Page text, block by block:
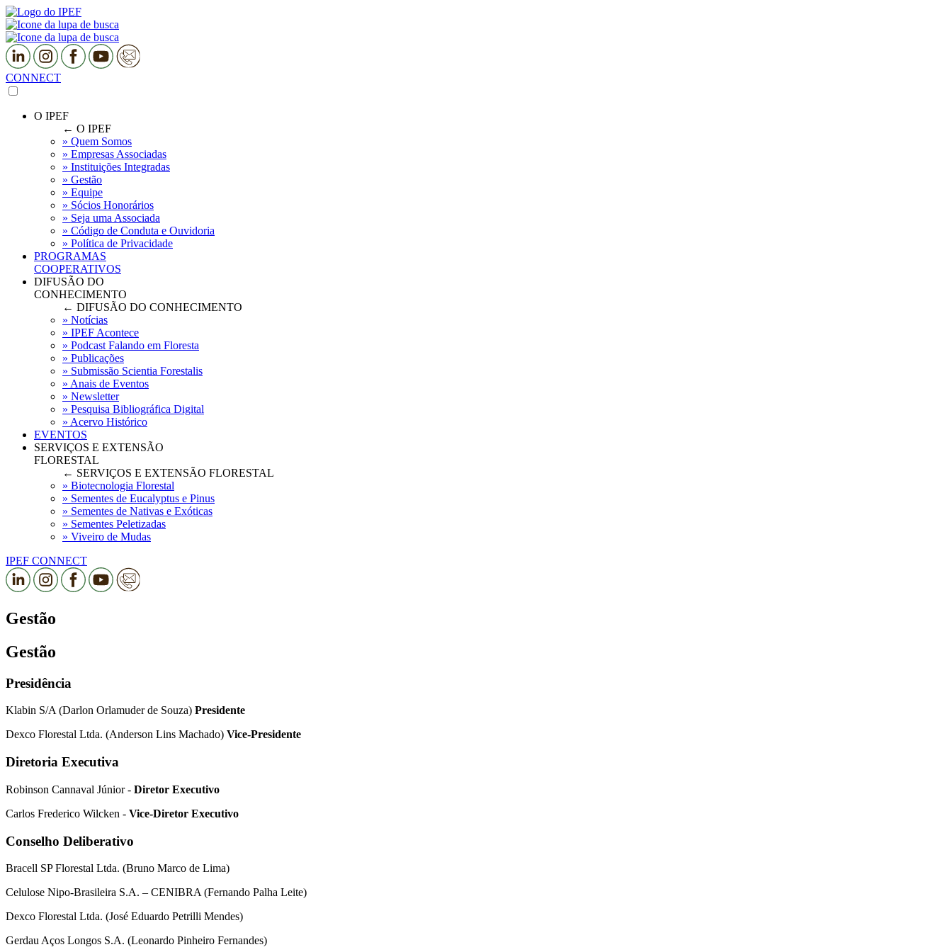
CONNECT
O IPEF
← O IPEF
» Quem Somos
» Empresas Associadas
» Instituições Integradas
» Gestão
» Equipe
» Sócios Honorários
» Seja uma Associada
» Código de Conduta e Ouvidoria
» Política de Privacidade
PROGRAMAS
COOPERATIVOS
DIFUSÃO DO
CONHECIMENTO
← DIFUSÃO DO CONHECIMENTO
» Notícias
» IPEF Acontece
» Podcast Falando em Floresta
» Publicações
» Submissão Scientia Forestalis
» Anais de Eventos
» Newsletter
» Pesquisa Bibliográfica Digital
» Acervo Histórico
EVENTOS
SERVIÇOS E EXTENSÃO
FLORESTAL
← SERVIÇOS E EXTENSÃO FLORESTAL
» Biotecnologia Florestal
» Sementes de Eucalyptus e Pinus
» Sementes de Nativas e Exóticas
» Sementes Peletizadas
» Viveiro de Mudas
IPEF CONNECT
Gestão
Gestão
Presidência
Klabin S/A (Darlon Orlamuder de Souza) Presidente
Dexco Florestal Ltda. (Anderson Lins Machado) Vice-Presidente
Diretoria Executiva
Robinson Cannaval Júnior - Diretor Executivo
Carlos Frederico Wilcken - Vice-Diretor Executivo
Conselho Deliberativo
Bracell SP Florestal Ltda. (Bruno Marco de Lima)
Celulose Nipo-Brasileira S.A. – CENIBRA (Fernando Palha Leite)
Dexco Florestal Ltda. (José Eduardo Petrilli Mendes)
Gerdau Aços Longos S.A. (Leonardo Pinheiro Fernandes)